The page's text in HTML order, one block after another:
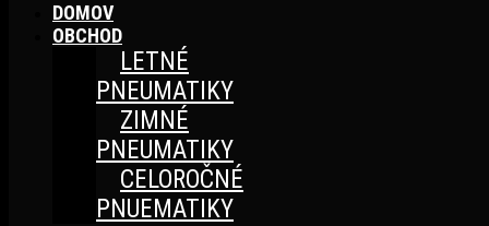
DOMOV
OBCHOD
LETNÉ
PNEUMATIKY
ZIMNÉ
PNEUMATIKY
CELOROČNÉ
PNUEMATIKY